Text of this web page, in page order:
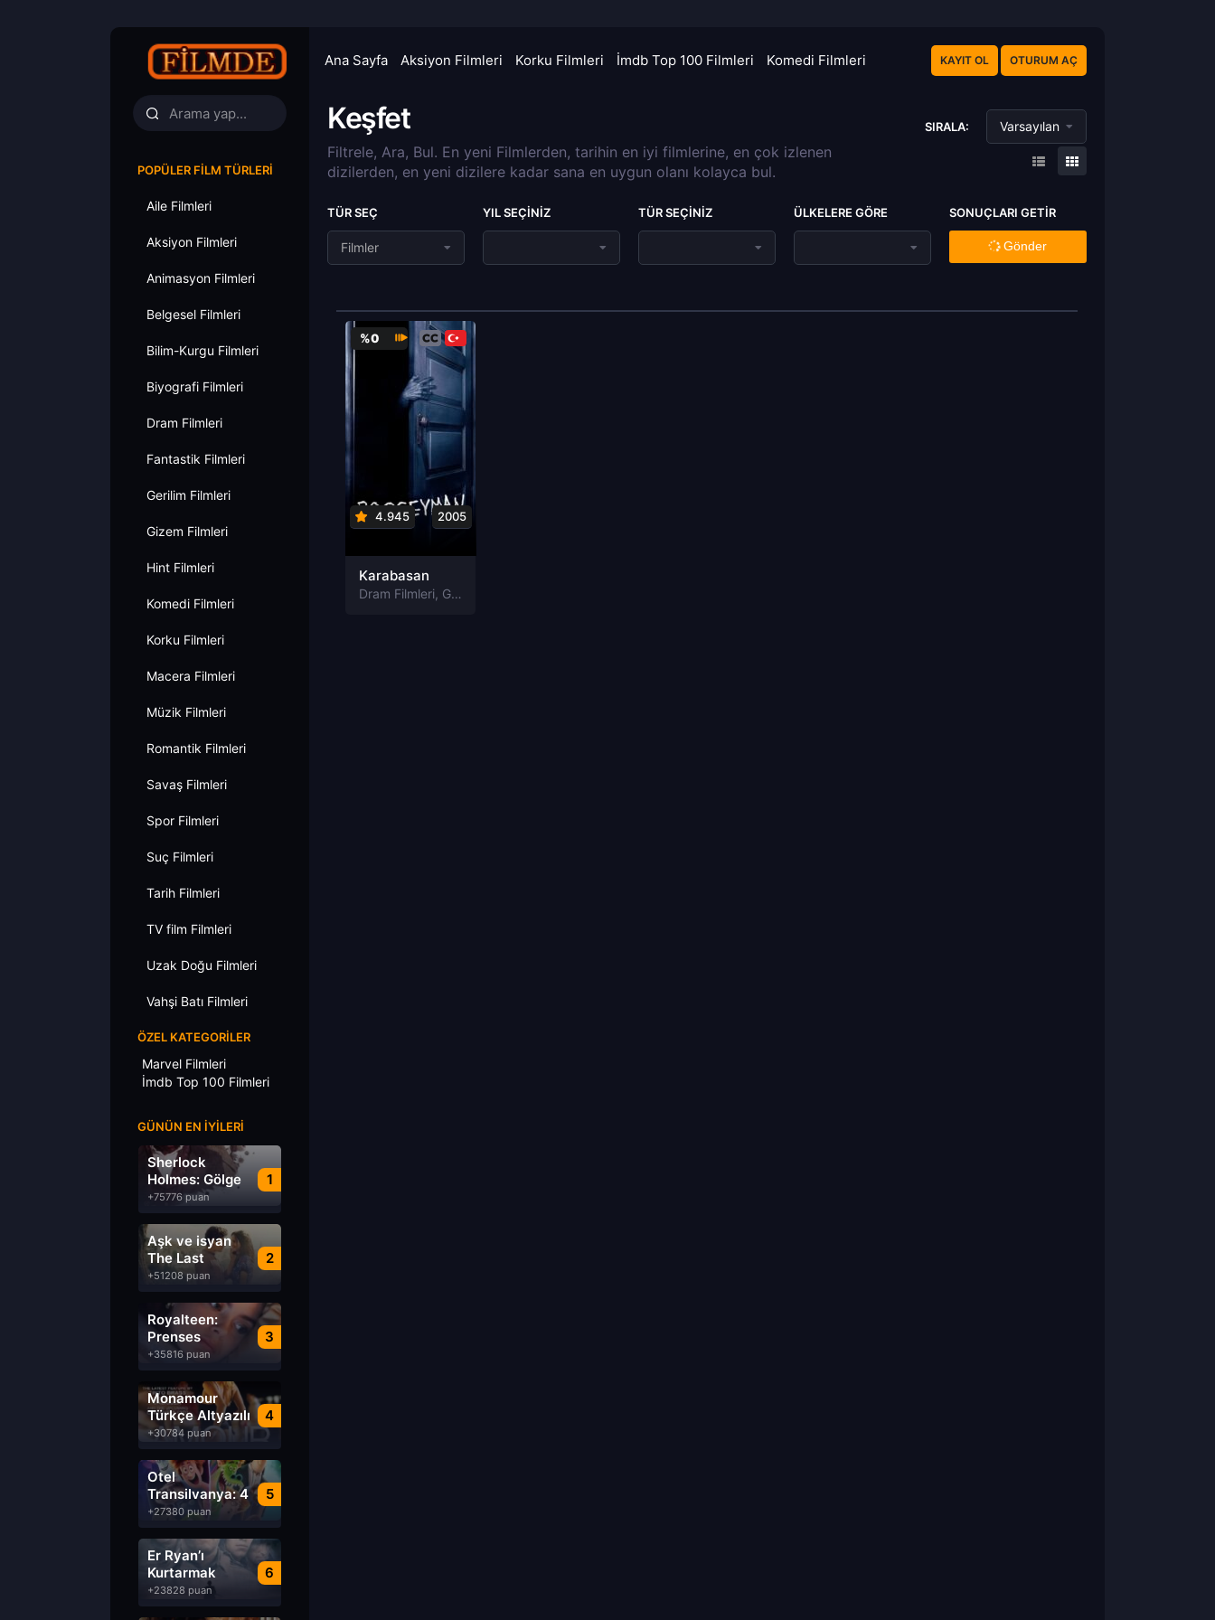
Ana Sayfa Aksiyon Filmleri Korku Filmleri İmdb Top 100 Filmleri Komedi Filmleri KAYIT OL OTURUM AÇ
POPÜLER FILM TÜRLERI
Aile Filmleri
Aksiyon Filmleri
Animasyon Filmleri
Belgesel Filmleri
Bilim-Kurgu Filmleri
Biyografi Filmleri
Dram Filmleri
Fantastik Filmleri
Gerilim Filmleri
Gizem Filmleri
Hint Filmleri
Komedi Filmleri
Korku Filmleri
Macera Filmleri
Müzik Filmleri
Romantik Filmleri
Savaş Filmleri
Spor Filmleri
Suç Filmleri
Tarih Filmleri
TV film Filmleri
Uzak Doğu Filmleri
Vahşi Batı Filmleri
ÖZEL KATEGORILER
Marvel Filmleri
İmdb Top 100 Filmleri
GÜNÜN EN İYILERI
1
Sherlock
Holmes: Gölge
Oyunları
+75776 puan
2
Aşk ve isyan
The Last
Parasido izle
+51208 puan
3
Royalteen:
Prenses
Margrethe izle
+35816 puan
4
Monamour
Türkçe Altyazılı
izle
+30784 puan
5
Otel
Transilvanya: 4
Transformanya
izle
+27380 puan
6
Er Ryan’ı
Kurtarmak
Saving Private
Ryan Türkçe
+23828 puan
Keşfet
Filtrele, Ara, Bul. En yeni Filmlerden, tarihin en iyi filmlerine, en çok izlenen
dizilerden, en yeni dizilere kadar sana en uygun olanı kolayca bul.
SIRALA: Varsayılan
TÜR SEÇ
Filmler
YIL SEÇINIZ TÜR SEÇINIZ ÜLKELERE GÖRE SONUÇLARI GETIR
Gönder
%0
4.945 2005
Karabasan
Dram Filmleri, Gerilim Filmleri